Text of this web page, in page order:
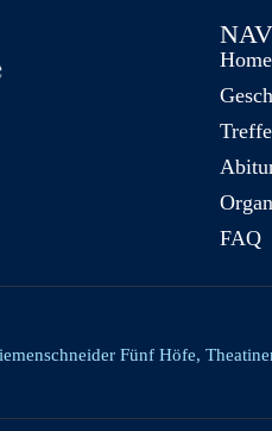
Home
FAQ
Fünf Höfe,